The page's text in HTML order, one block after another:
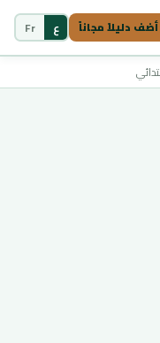
دليلاً مجاناً ع Fr